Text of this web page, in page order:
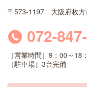
〒573-1197 大阪府枚方
072-
［営業時間］9：00～18
［駐車場］3台完備